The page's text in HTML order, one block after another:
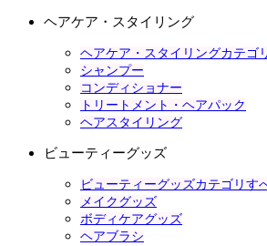
ヘアケア・スタイリング
ヘアケア・スタイリングカテゴ
シャンプー
コンディショナー
トリートメント・ヘアパック
ヘアスタイリング
ビューティーグッズ
ビューティーグッズカテゴリす
メイクグッズ
ボディケアグッズ
ヘアブラシ